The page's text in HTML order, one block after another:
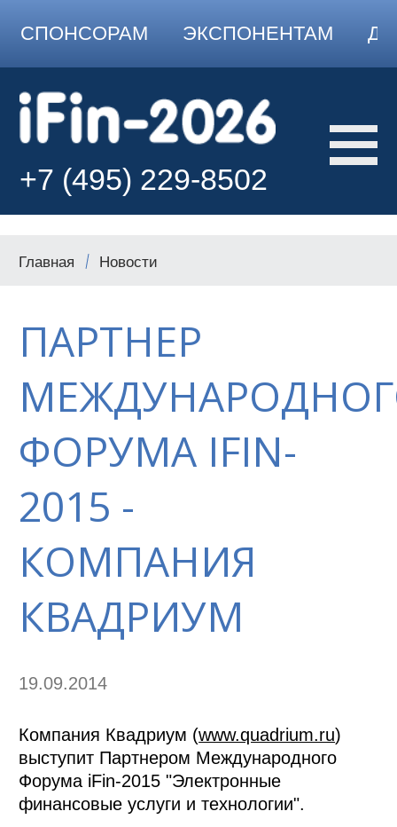
СПОНСОРАМ ЭКСПОНЕНТАМ
+7 (495) 229-8502
Главная Новости
ПАРТНЕР
ФОРУМА IFIN-
2015 -
КОМПАНИЯ
КВАДРИУМ
19.09.2014
Компания Квадриум (www.quadrium.ru)
выступит Партнером Международного
Форума iFin-2015 "Электронные
финансовые услуги и технологии".